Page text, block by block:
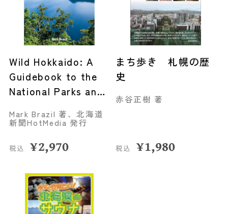
Wild Hokkaido: A
Guidebook to the
National Parks and
of Eastern
Mark Brazil 著、北海道
新聞HotMedia 発行
税込 ¥2,970
まち歩き 札幌の歴
史
赤谷正樹 著
税込 ¥1,980